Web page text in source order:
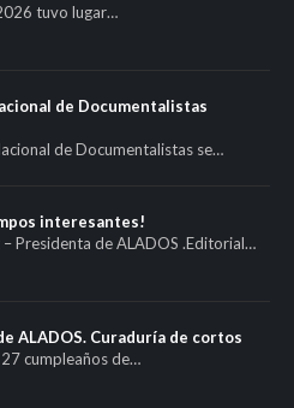
tuvo lugar…
de Documentalistas
de Documentalistas se…
interesantes!
– Presidenta de ALADOS .Editorial…
ALADOS. Curaduría de cortos
cumpleaños de…